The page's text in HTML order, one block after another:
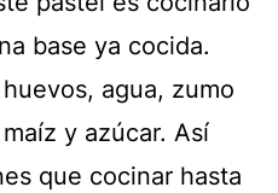
base ya cocida.
agua, zumo
y azúcar. Así
que cocinar hasta